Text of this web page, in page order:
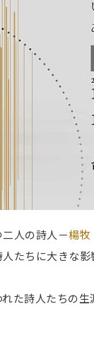
人の詩人－楊牧
たちに大きな影
た詩人たちの